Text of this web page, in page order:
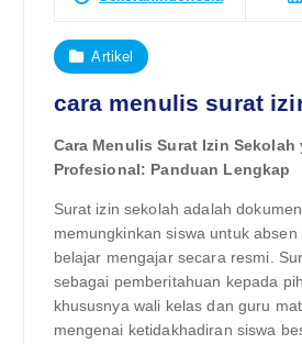
Artikel
cara menulis surat
Cara Menulis Surat Izin
Profesional: Panduan Lengkap
Surat izin sekolah adalah
memungkinkan siswa untuk
belajar mengajar secara resmi.
sebagai pemberitahuan kepada
khususnya wali kelas dan guru
mengenai ketidakhadiran siswa